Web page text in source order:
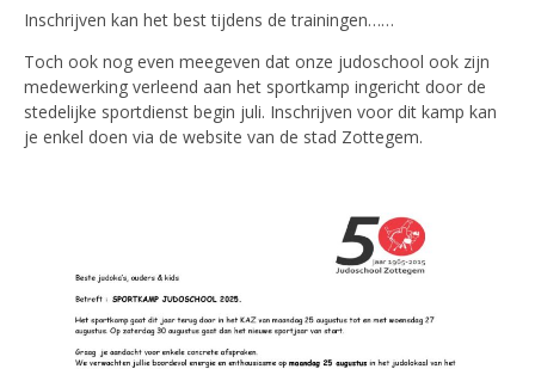
Inschrijven kan het best tijdens de trainingen……
Toch ook nog even meegeven dat onze judoschool ook zijn
medewerking verleend aan het sportkamp ingericht door de
stedelijke sportdienst begin juli. Inschrijven voor dit kamp kan
je enkel doen via de website van de stad Zottegem.